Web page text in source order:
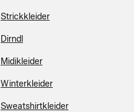
Strickkleider
Dirndl
Midikleider
Winterkleider
Sweatshirtkleider